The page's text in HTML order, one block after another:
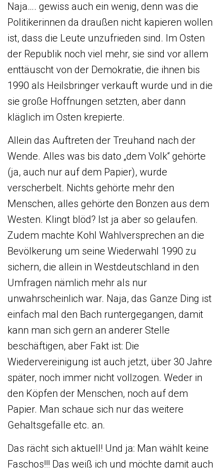
Naja…. gewiss auch ein wenig, denn was die
Politikerinnen da draußen nicht kapieren wollen
ist, dass die Leute unzufrieden sind. Im Osten
der Republik noch viel mehr, sie sind vor allem
enttäuscht von der Demokratie, die ihnen bis
1990 als Heilsbringer verkauft wurde und in die
sie große Hoffnungen setzten, aber dann
kläglich im Osten krepierte.
Allein das Auftreten der Treuhand nach der
Wende. Alles was bis dato „dem Volk“ gehörte
(ja, auch nur auf dem Papier), wurde
verscherbelt. Nichts gehörte mehr den
Menschen, alles gehörte den Bonzen aus dem
Westen. Klingt blöd? Ist ja aber so gelaufen.
Zudem machte Kohl Wahlversprechen an die
Bevölkerung um seine Wiederwahl 1990 zu
sichern, die allein in Westdeutschland in den
Umfragen nämlich mehr als nur
unwahrscheinlich war. Naja, das Ganze Ding ist
einfach mal den Bach runtergegangen, damit
kann man sich gern an anderer Stelle
beschäftigen, aber Fakt ist: Die
Wiedervereinigung ist auch jetzt, über 30 Jahre
später, noch immer nicht vollzogen. Weder in
den Köpfen der Menschen, noch auf dem
Papier. Man schaue sich nur das weitere
Gehaltsgefälle etc. an.
Das rächt sich aktuell! Und ja: Man wählt keine
Faschos!!! Das weiß ich und möchte damit auch